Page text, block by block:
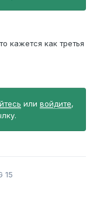
кажется как третья
или войдите,
15